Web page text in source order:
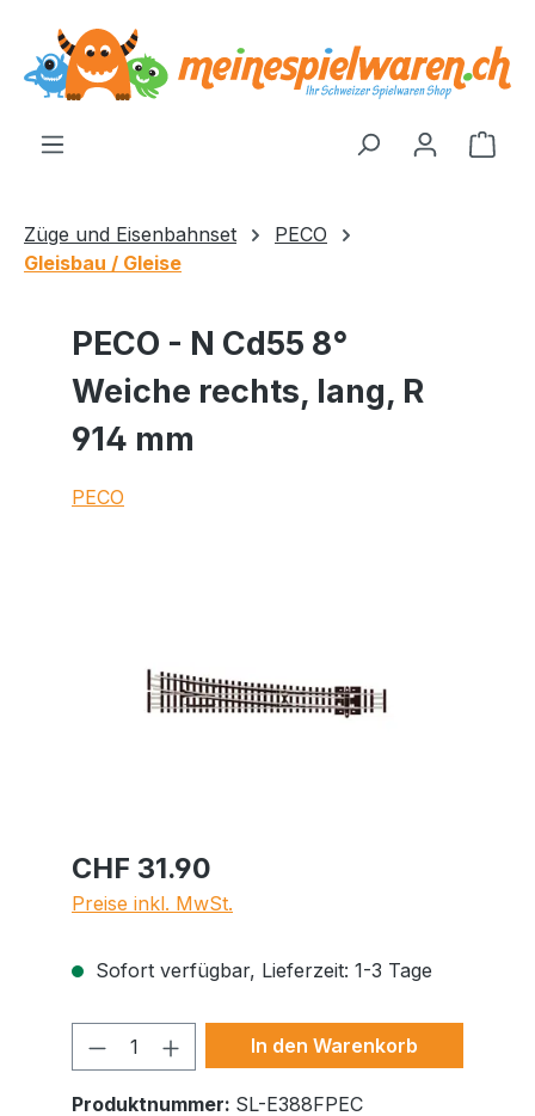
springen
Züge und Eisenbahnset
PECO
Gleisbau / Gleise
PECO - N Cd55 8°
Weiche rechts, lang, R
914 mm
PECO
CHF 31.90
Preise inkl. MwSt.
Sofort verfügbar, Lieferzeit: 1-3 Tage
Produkt Anzahl: Gib den
In den Warenkorb
Produktnummer: SL-E388FPEC